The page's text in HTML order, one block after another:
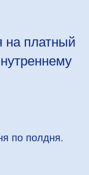
на платный
по полдня.